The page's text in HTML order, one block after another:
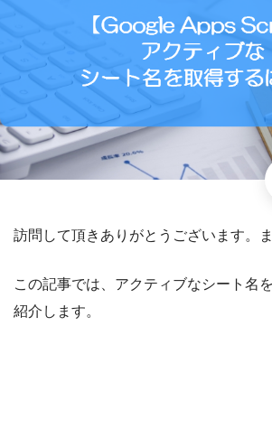
訪問して頂きありがとうございます。
この記事では、アクティブなシート名
紹介します。